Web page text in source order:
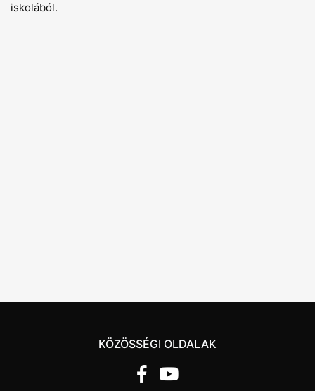
iskolából.
KÖZÖSSÉGI OLDALAK